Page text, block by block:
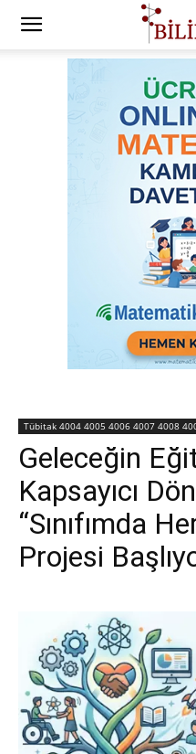
Tübitak 4004 4005 4006 4007 4008
Geleceğin
Kapsayıcı
“Sınıfımda
Projesi